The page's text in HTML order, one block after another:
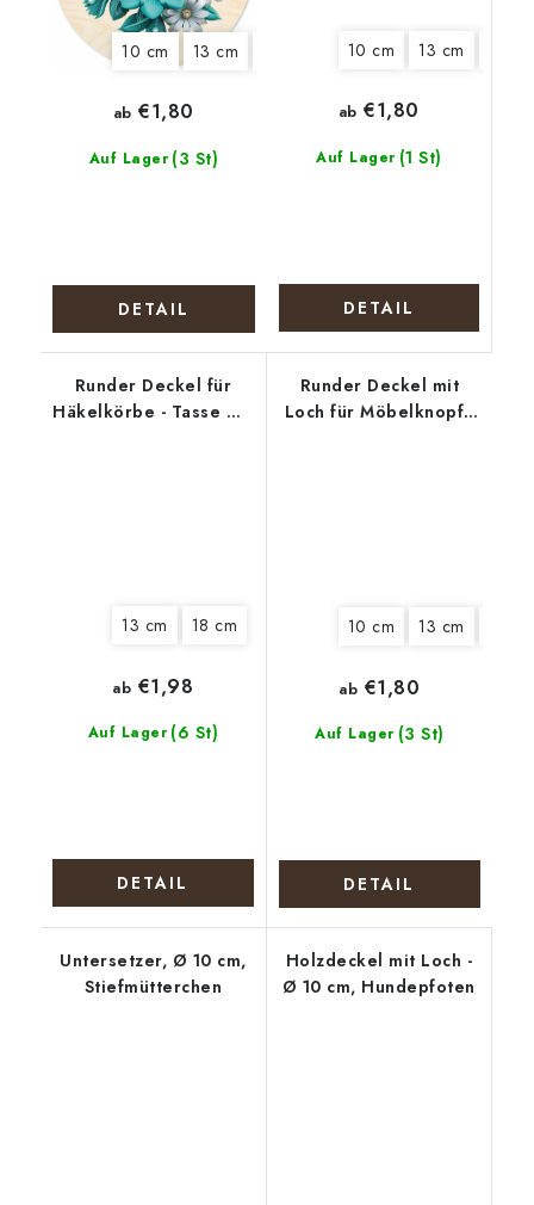
10 cm 13 cm 18 cm 22 cm
Auf Lager (3 St)
ab €1,80
DETAIL
10 cm 13 cm
Auf Lager (1 St)
ab €1,80
DETAIL
Runder Deckel für
Häkelkörbe - Tasse mit
13 cm 18 cm
Auf Lager (6 St)
ab €1,98
DETAIL
Runder Deckel mit
Loch für Möbelknopf -
10 cm 13 cm
Auf Lager (3 St)
ab €1,80
DETAIL
Untersetzer, Ø 10 cm,
Stiefmütterchen
Holzdeckel mit Loch -
Ø 10 cm, Hundepfoten